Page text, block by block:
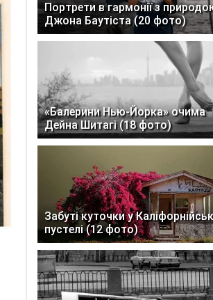
Портрети в гармонії з
Джона Баутіста (20 фото)
«Балерини Нью-Йорка» очима
Дейна Шитагі (18 фото)
Забуті куточки у
пустелі (12 фото)